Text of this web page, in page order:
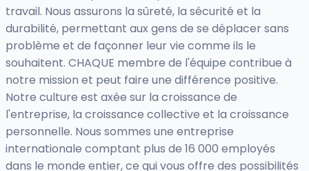
travail. Nous assurons la sûreté, la sécurité et la
durabilité, permettant aux gens de se déplacer sans
problème et de façonner leur vie comme ils le
souhaitent. CHAQUE membre de l'équipe contribue à
notre mission et peut faire une différence positive.
Notre culture est axée sur la croissance de
l'entreprise, la croissance collective et la croissance
personnelle. Nous sommes une entreprise
internationale comptant plus de 16 000 employés
dans le monde entier, ce qui vous offre des possibilités